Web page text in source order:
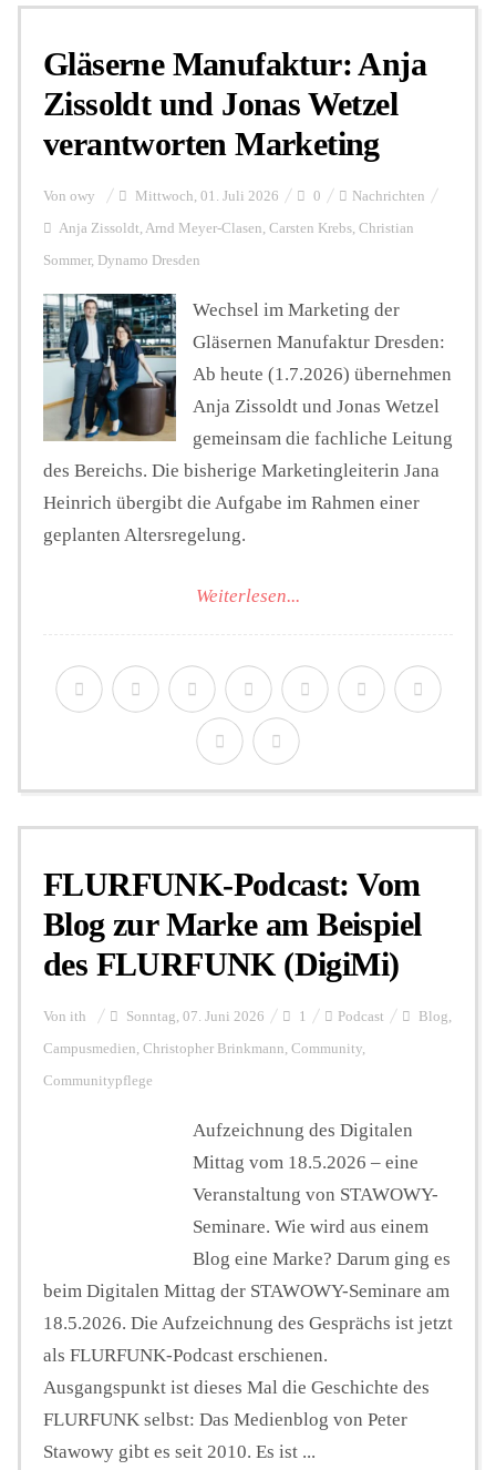
Personalien
Hintergrund
FUNKTURM-Beiträge
Podcast
Seminare
Unterstützen
Gläserne Manufaktur: Anja
Zissoldt und Jonas Wetzel
verantworten Marketing
Von owy Mittwoch, 01. Juli 2026 0 Nachrichten
Anja Zissoldt, Arnd Meyer-Clasen, Carsten Krebs, Christian
Sommer, Dynamo Dresden
Wechsel im Marketing der
Gläsernen Manufaktur Dresden:
Ab heute (1.7.2026) übernehmen
Anja Zissoldt und Jonas Wetzel
gemeinsam die fachliche Leitung
des Bereichs. Die bisherige Marketingleiterin Jana
Heinrich übergibt die Aufgabe im Rahmen einer
geplanten Altersregelung.
Weiterlesen...
FLURFUNK-Podcast: Vom
Blog zur Marke am Beispiel
des FLURFUNK (DigiMi)
Von ith Sonntag, 07. Juni 2026 1 Podcast Blog,
Campusmedien, Christopher Brinkmann, Community,
Communitypflege
Aufzeichnung des Digitalen
Mittag vom 18.5.2026 – eine
Veranstaltung von ⁠STAWOWY-
Seminare⁠. Wie wird aus einem
Blog eine Marke? Darum ging es
beim Digitalen Mittag der STAWOWY-Seminare am
18.5.2026. Die Aufzeichnung des Gesprächs ist jetzt
als FLURFUNK-Podcast erschienen.
Ausgangspunkt ist dieses Mal die Geschichte des
FLURFUNK selbst: Das Medienblog von Peter
Stawowy gibt es seit 2010. Es ist ...